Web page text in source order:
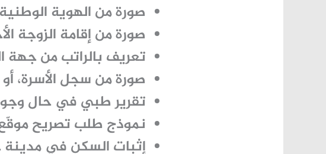
صورة من الهوية
صورة من إقامة الزوجة
تعريف بالراتب من جهة
صورة من سجل الأسرة،
تقرير طبي في حال
نموذج طلب تصريح موقّع
إثبات السكن في مدينة